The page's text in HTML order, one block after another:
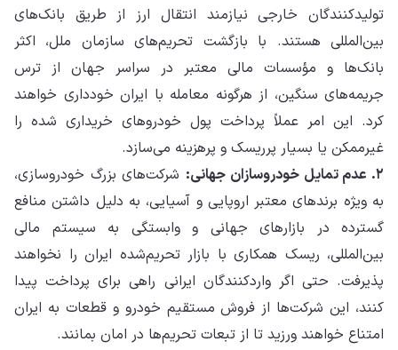
تولیدکنندگان خارجی نیازمند انتقال ارز از طریق بانک‌های
بین‌المللی هستند. با بازگشت تحریم‌های سازمان ملل، اکثر
بانک‌ها و مؤسسات مالی معتبر در سراسر جهان از ترس
جریمه‌های سنگین، از هرگونه معامله با ایران خودداری خواهند
کرد. این امر عملاً پرداخت پول خودروهای خریداری شده را
غیرممکن یا بسیار پرریسک و پرهزینه می‌سازد.
۲. عدم تمایل خودروسازان جهانی:
شرکت‌های بزرگ خودروسازی،
به ویژه برندهای معتبر اروپایی و آسیایی، به دلیل داشتن منافع
گسترده در بازارهای جهانی و وابستگی به سیستم مالی
بین‌المللی، ریسک همکاری با بازار تحریم‌شده ایران را نخواهند
پذیرفت. حتی اگر واردکنندگان ایرانی راهی برای پرداخت پیدا
کنند، این شرکت‌ها از فروش مستقیم خودرو و قطعات به ایران
امتناع خواهند ورزید تا از تبعات تحریم‌ها در امان بمانند.